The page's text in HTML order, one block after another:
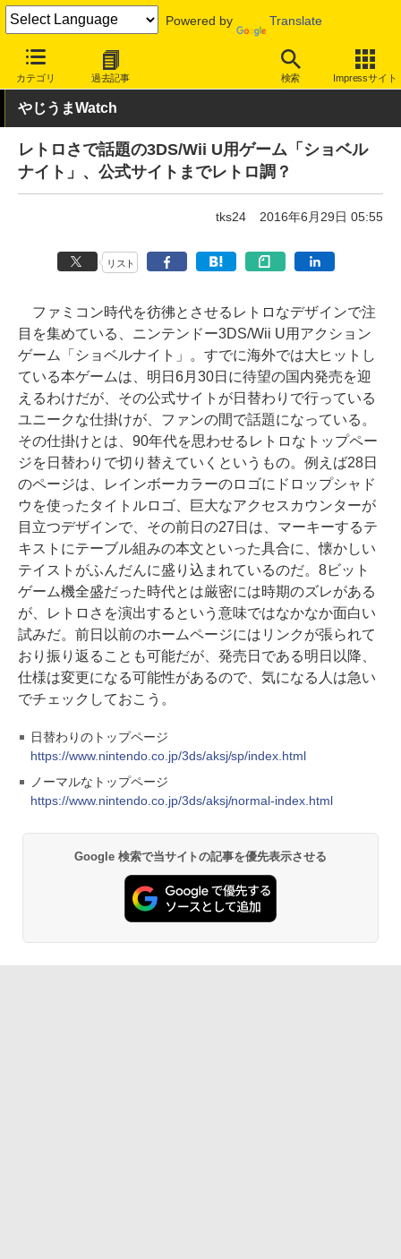
Powered by Translate
カテゴリ 過去記事 検索 Impressサイト
INTERNET Watch トピック
やじうまWatch
レトロさで話題の3DS/Wii U用ゲーム「ショベル
ナイト」、公式サイトまでレトロ調？
tks24 2016年6月29日 05:55
リスト
ファミコン時代を彷彿とさせるレトロなデザインで注
目を集めている、ニンテンドー3DS/Wii U用アクション
ゲーム「ショベルナイト」。すでに海外では大ヒットし
ている本ゲームは、明日6月30日に待望の国内発売を迎
えるわけだが、その公式サイトが日替わりで行っている
ユニークな仕掛けが、ファンの間で話題になっている。
その仕掛けとは、90年代を思わせるレトロなトップペー
ジを日替わりで切り替えていくというもの。例えば28日
のページは、レインボーカラーのロゴにドロップシャド
ウを使ったタイトルロゴ、巨大なアクセスカウンターが
目立つデザインで、その前日の27日は、マーキーするテ
キストにテーブル組みの本文といった具合に、懐かしい
テイストがふんだんに盛り込まれているのだ。8ビット
ゲーム機全盛だった時代とは厳密には時期のズレがある
が、レトロさを演出するという意味ではなかなか面白い
試みだ。前日以前のホームページにはリンクが張られて
おり振り返ることも可能だが、発売日である明日以降、
仕様は変更になる可能性があるので、気になる人は急い
でチェックしておこう。
日替わりのトップページ
https://www.nintendo.co.jp/3ds/aksj/sp/index.html
ノーマルなトップページ
https://www.nintendo.co.jp/3ds/aksj/normal-index.html
Google 検索で当サイトの記事を優先表示させる